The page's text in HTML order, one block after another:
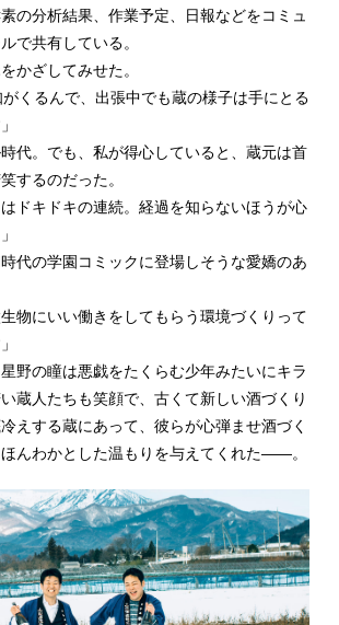
の分析結果、作業予定、日報などをコミュ
で共有している。
かざしてみせた。
がくるんで、出張中でも蔵の様子は手にとる
代。でも、私が得心していると、蔵元は首
するのだった。
はドキドキの連続。経過を知らないほうが心
代の学園コミックに登場しそうな愛嬌のあ
生物にいい働きをしてもらう環境づくりって
野の瞳は悪戯をたくらむ少年みたいにキラ
蔵人たちも笑顔で、古くて新しい酒づくり
えする蔵にあって、彼らが心弾ませ酒づく
んわかとした温もりを与えてくれた――。